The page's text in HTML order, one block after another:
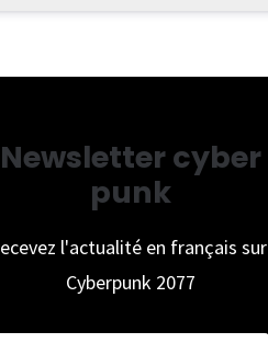
Newsletter cyber
punk
l'actualité en français sur
Cyberpunk 2077